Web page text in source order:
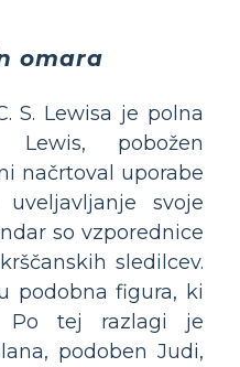
omara
S. Lewisa je polna
Lewis, pobožen
načrtoval uporabe
svoje
so vzporednice
sledilcev.
podobna figura, ki
Po tej razlagi je
podoben Judi,